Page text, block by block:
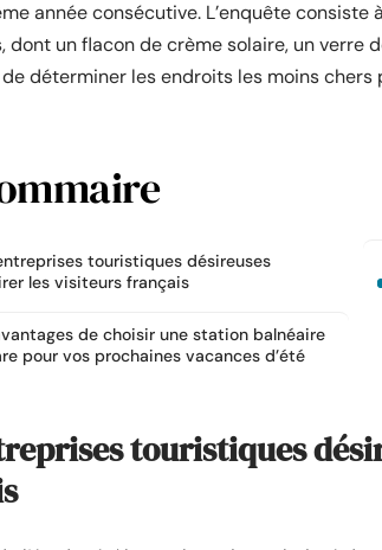
année consécutive. L’enquête
dont un flacon de crème solaire, un verre
déterminer les endroits les moins chers
touristiques désireuses
les visiteurs français
de choisir une station balnéaire
pour vos prochaines vacances d’été
touristiques